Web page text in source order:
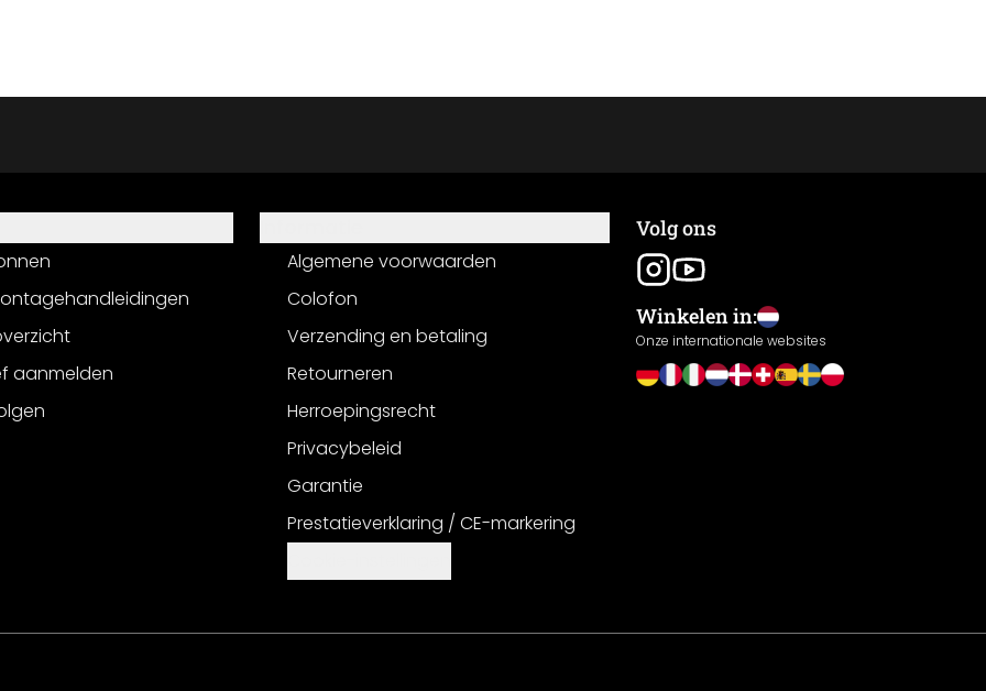
aanmelden
Algemene voorwaarden
Colofon
Verzending en betaling
Retourneren
Herroepingsrecht
Privacybeleid
Garantie
Prestatieverklaring / CE-markering
Volg ons
Winkelen in:
Onze internationale websites